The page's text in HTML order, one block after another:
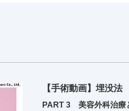
【手術動画】埋没法
PART 3 美容外科治療